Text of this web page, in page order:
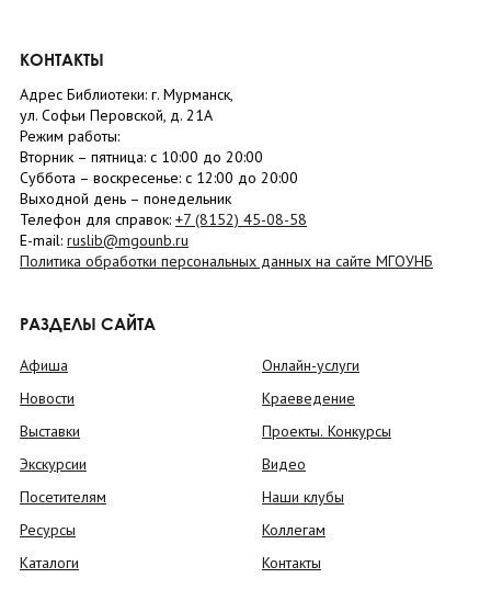
КОНТАКТЫ
Адрес Библиотеки: г. Мурманск,
ул. Софьи Перовской, д. 21А
Режим работы:
Вторник – пятница: с 10:00 до 20:00
Суббота – воскресенье: c 12:00 до 20:00
Выходной день – понедельник
Телефон для справок: +7 (8152) 45-08-58
E-mail: ruslib@mgounb.ru
Политика обработки персональных данных на сайте МГОУНБ
РАЗДЕЛЫ САЙТА
Афиша
Новости
Выставки
Экскурсии
Посетителям
Ресурсы
Каталоги
Онлайн-услуги
Краеведение
Проекты. Конкурсы
Видео
Наши клубы
Коллегам
Контакты